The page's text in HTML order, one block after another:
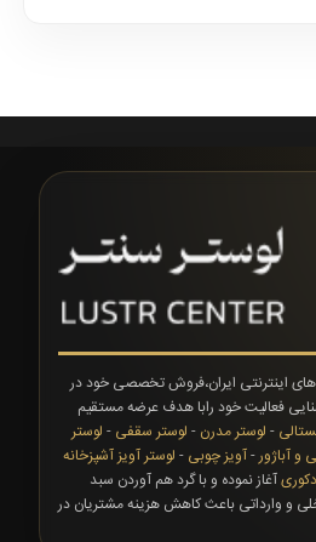
های اینترنتی ایران،فروش تخصصی خود در
فعالیت خود رابا هدف عرضه مستقیم
- لوستر مدرن - لوستر سقفی - لوستر
و آباژور-آویز چوبی - لوستر آویز آشپزخانه
آغاز نموده و با گرد هم آوردن سبد
و وارداتی باعث کاهش هزینه مشتریان در